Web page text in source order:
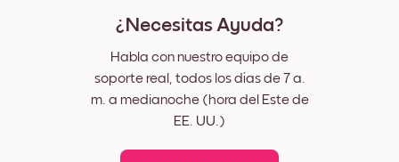
¿Necesitas Ayuda?
Habla con nuestro equipo de
soporte real, todos los días de 7 a.
m. a medianoche (hora del Este de
EE. UU.)